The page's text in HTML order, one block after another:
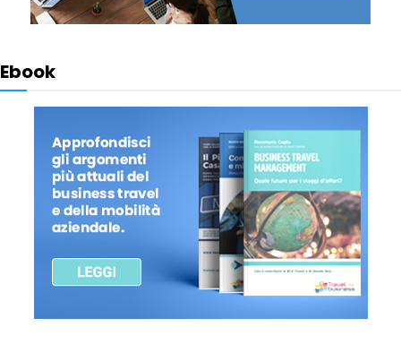
Ebook